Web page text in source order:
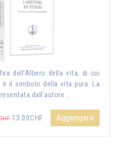
dell’Albero della vita, di cui
è il simbolo della vita pura. La
dall'autore …
13.00CHF Aggiungere